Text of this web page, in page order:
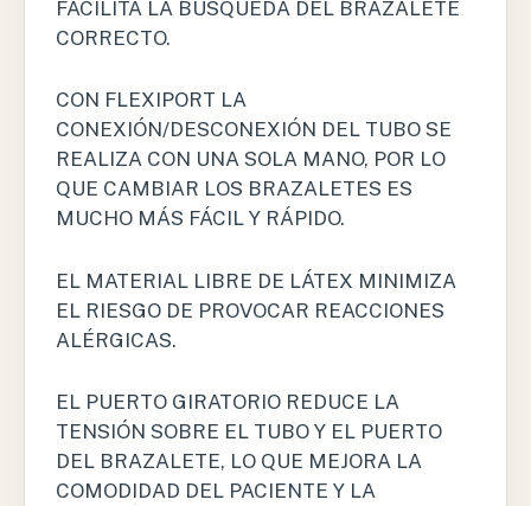
FACILITA LA BÚSQUEDA DEL BRAZALETE
CORRECTO.
CON FLEXIPORT LA
CONEXIÓN/DESCONEXIÓN DEL TUBO SE
REALIZA CON UNA SOLA MANO, POR LO
QUE CAMBIAR LOS BRAZALETES ES
MUCHO MÁS FÁCIL Y RÁPIDO.
EL MATERIAL LIBRE DE LÁTEX MINIMIZA
EL RIESGO DE PROVOCAR REACCIONES
ALÉRGICAS.
EL PUERTO GIRATORIO REDUCE LA
TENSIÓN SOBRE EL TUBO Y EL PUERTO
DEL BRAZALETE, LO QUE MEJORA LA
COMODIDAD DEL PACIENTE Y LA